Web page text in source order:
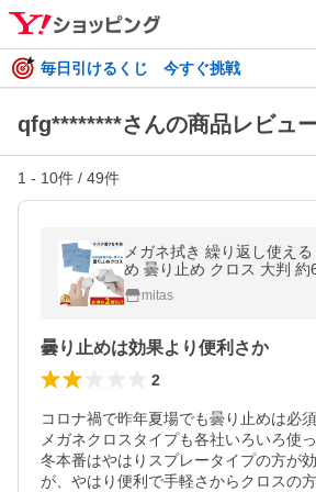
毎日引けるくじ 今すぐ挑戦
qfg********さんの商品レビュ
1 - 10件 / 49件
メガネ拭き 繰り返し使え
め 曇り止め クロス 大判 約
クリーナー シート mitas ポ
mitas
曇り止めは効果より便利さか
2
コロナ禍で昨年夏場でも曇り止めは必
メガネクロスタイプも各社いろいろ使っ
冬本番はやはりスプレータイプの方が
が、やはり便利で手軽さからクロスの